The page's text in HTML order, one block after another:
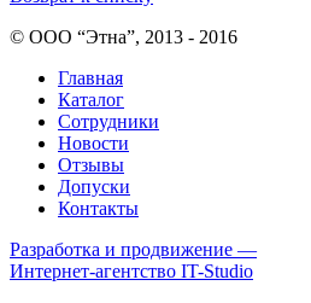
© ООО “Этна”, 2013 - 2016
Главная
Каталог
Сотрудники
Новости
Отзывы
Допуски
Контакты
Разработка и продвижение —
Интернет-агентство IT-Studio